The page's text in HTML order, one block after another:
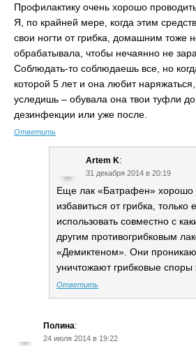
Профилактику очень хорошо
Я, по крайней мере, когда этим
свои ногти от грибка, домашним тоже
обрабатывала, чтобы нечаянно не
Соблюдать-то соблюдаешь все, но
которой 5 лет и она любит наряжаться,
уследишь – обувала она твои туфли
дезинфекции или уже после.
Ответить
Artem K:
31 декабря 2014 в 20:19
Еще лак «Батрафен» хорошо
избавиться от грибка, только
использовать совместно с
другим противогрибковым
«Демиктеном». Они
уничтожают грибковые споры
Ответить
Полина:
24 июля 2014 в 19:22